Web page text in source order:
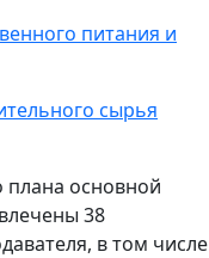
питания и
сырья
плана основной
38
в том числе